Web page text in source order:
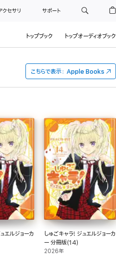
クセサリ サポート
トップブック トップオーディオブック
こちらで表示： Apple Books
エルジョーカ
しゅごキャラ! ジュエルジョーカ
ー 分冊版(14)
2026年